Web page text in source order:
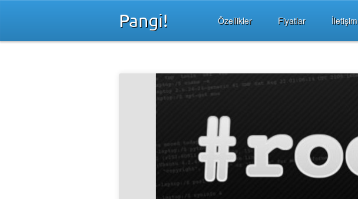
Pangi! Özellikler Fiyatlar İletişim